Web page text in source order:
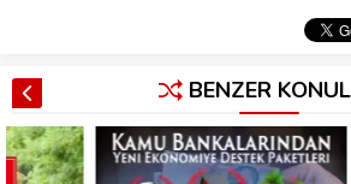
BENZER